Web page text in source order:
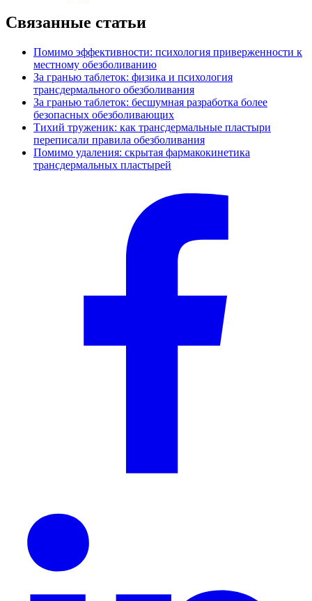
Связанные статьи
Помимо эффективности: психология приверженности к
местному обезболиванию
За гранью таблеток: физика и психология
трансдермального обезболивания
За гранью таблеток: бесшумная разработка более
безопасных обезболивающих
Тихий труженик: как трансдермальные пластыри
переписали правила обезболивания
Помимо удаления: скрытая фармакокинетика
трансдермальных пластырей